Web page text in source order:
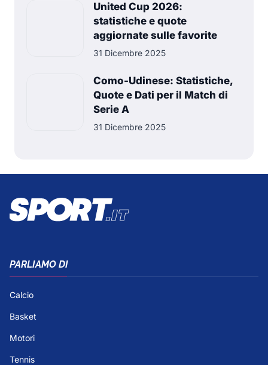
United Cup 2026:
statistiche e quote
aggiornate sulle favorite
31 Dicembre 2025
Como-Udinese: Statistiche,
Quote e Dati per il Match di
Serie A
31 Dicembre 2025
PARLIAMO DI
Calcio
Basket
Motori
Tennis